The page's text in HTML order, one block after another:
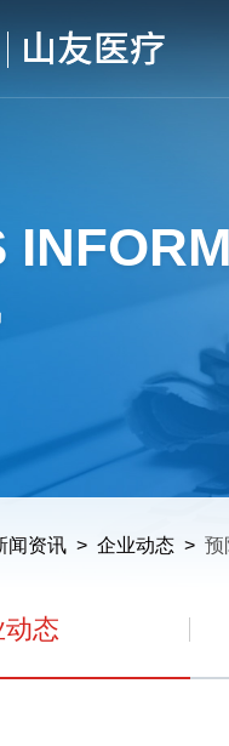
闻资讯 >企业动态 >预
态